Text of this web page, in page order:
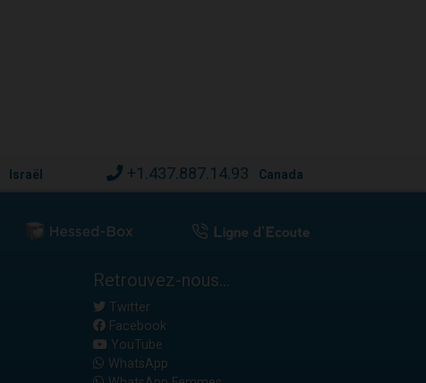
Israël +1.437.887.14.93 Canada
Retrouvez-nous...
Twitter
Facebook
YouTube
WhatsApp